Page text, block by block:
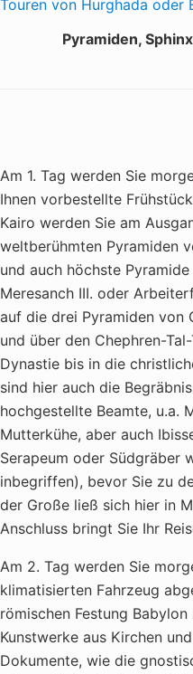
Touren von Hurghada oder
Pyramiden,
Am 1. Tag werden Sie
Ihnen vorbestellte
Kairo werden Sie am
weltberühmten Pyramiden
und auch höchste
Meresanch III. oder
auf die drei Pyramiden von
und über den Chephren-
Dynastie bis in die
sind hier auch die
hochgestellte Beamte, u.a.
Mutterkühe, aber auch
Serapeum oder Südgräber
inbegriffen), bevor Sie zu
der Große ließ sich hier in
Anschluss bringt Sie Ihr
Am 2. Tag werden Sie
klimatisierten Fahrzeug
römischen Festung
Kunstwerke aus Kirchen
Dokumente, wie die